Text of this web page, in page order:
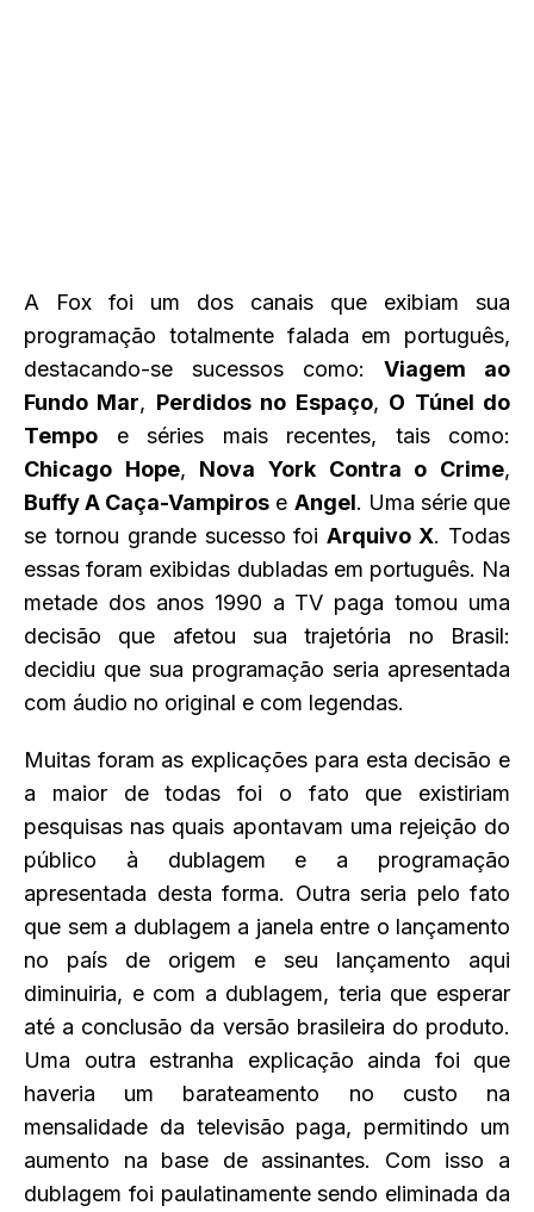
A Fox foi um dos canais que exibiam sua
programação totalmente falada em português,
destacando-se sucessos como: Viagem ao
Fundo Mar, Perdidos no Espaço, O Túnel do
Tempo e séries mais recentes, tais como:
Chicago Hope, Nova York Contra o Crime,
Buffy A Caça-Vampiros e Angel. Uma série que
se tornou grande sucesso foiArquivo X. Todas
essas foram exibidas dubladas em português. Na
metade dos anos 1990 a TV paga tomou uma
decisão que afetou sua trajetória no Brasil:
decidiu que sua programação seria apresentada
com áudio no original e com legendas.
Muitas foram as explicações para esta decisão e
a maior de todas foi o fato que existiriam
pesquisas nas quais apontavam uma rejeição do
público à dublagem e a programação
apresentada desta forma. Outra seria pelo fato
que sem a dublagem a janela entre o lançamento
no país de origem e seu lançamento aqui
diminuiria, e com a dublagem, teria que esperar
até a conclusão da versão brasileira do produto.
Uma outra estranha explicação ainda foi que
haveria um barateamento no custo na
mensalidade da televisão paga, permitindo um
aumento na base de assinantes. Com isso a
dublagem foi paulatinamente sendo eliminada da